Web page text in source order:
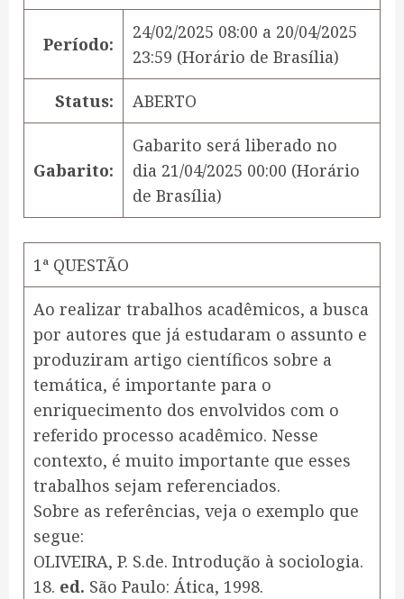
Período:
24/02/2025 08:00 a 20/04/2025
23:59 (Horário de Brasília)
Status: ABERTO
Gabarito:
Gabarito será liberado no
dia 21/04/2025 00:00 (Horário
de Brasília)
1ª QUESTÃO
Ao realizar trabalhos acadêmicos, a busca
por autores que já estudaram o assunto e
produziram artigo científicos sobre a
temática, é importante para o
enriquecimento dos envolvidos com o
referido processo acadêmico. Nesse
contexto, é muito importante que esses
trabalhos sejam referenciados.
Sobre as referências, veja o exemplo que
segue:
OLIVEIRA, P. S.de. Introdução à sociologia.
18. ed. São Paulo: Ática, 1998.